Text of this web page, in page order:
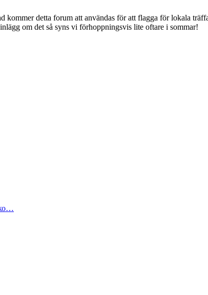
kommer detta forum att användas för att flagga för lokala
om det så syns vi förhoppningsvis lite oftare i sommar!